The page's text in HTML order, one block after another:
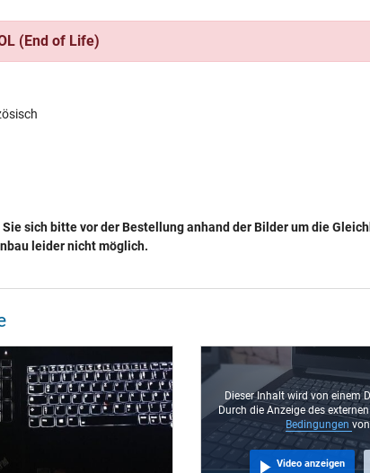
(End of Life)
sich bitte vor der Bestellung anhand der Bilder um die
leider nicht möglich.
Dieser Inhalt wird von einem
Durch die Anzeige des
Bedingungen
Video anzeigen